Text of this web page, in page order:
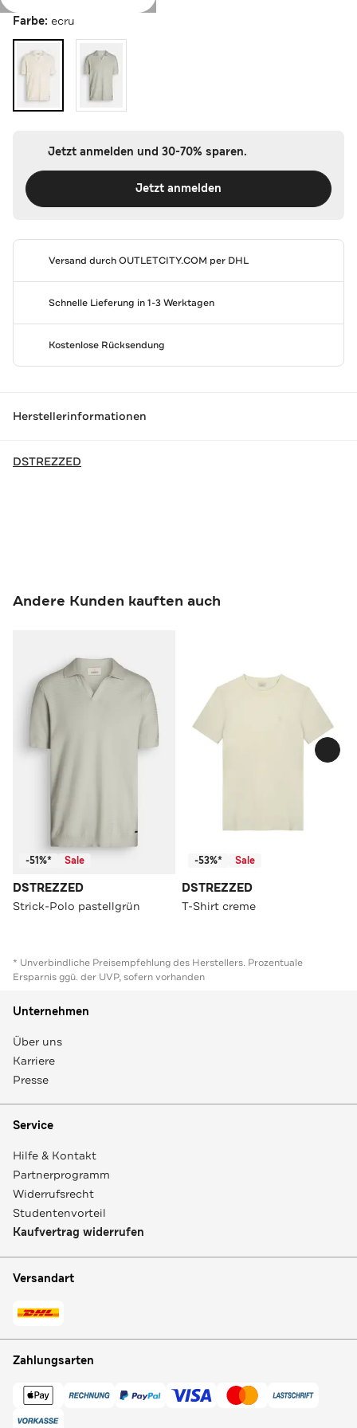
Farbe: ecru
Jetzt anmelden und 30-70% sparen.
Jetzt anmelden
Versand durchOUTLETCITY.COM per DHL
Schnelle Lieferung in 1-3 Werktagen
Kostenlose Rücksendung
Herstellerinformationen
DSTREZZED
Andere Kunden kauften auch
-51%* Sale
DSTREZZED
Strick-Polo pastellgrün
-53%* Sale
DSTREZZED
T-Shirt creme
* Unverbindliche Preisempfehlung des Herstellers. Prozentuale
Ersparnis ggü. der UVP, sofern vorhanden
Unternehmen
Über uns
Karriere
Presse
Service
Hilfe & Kontakt
Partnerprogramm
Widerrufsrecht
Studentenvorteil
Kaufvertrag widerrufen
Versandart
Zahlungsarten